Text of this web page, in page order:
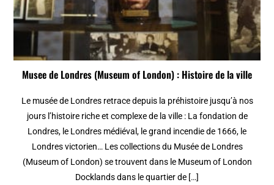
Musee de Londres (Museum of London) : Histoire de la ville
Le musée de Londres retrace depuis la préhistoire jusqu’à nos
jours l’histoire riche et complexe de la ville : La fondation de
Londres, le Londres médiéval, le grand incendie de 1666, le
Londres victorien… Les collections du Musée de Londres
(Museum of London) se trouvent dans le Museum of London
Docklands dans le quartier de […]